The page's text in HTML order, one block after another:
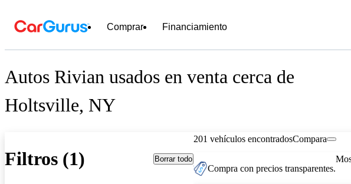
Comprar Financiamiento
Autos Rivian usados en venta cerca de
Holtsville, NY
Filtros (1) Borrar todo
201 vehículos encontradosCompara
Compra con precios transparentes.